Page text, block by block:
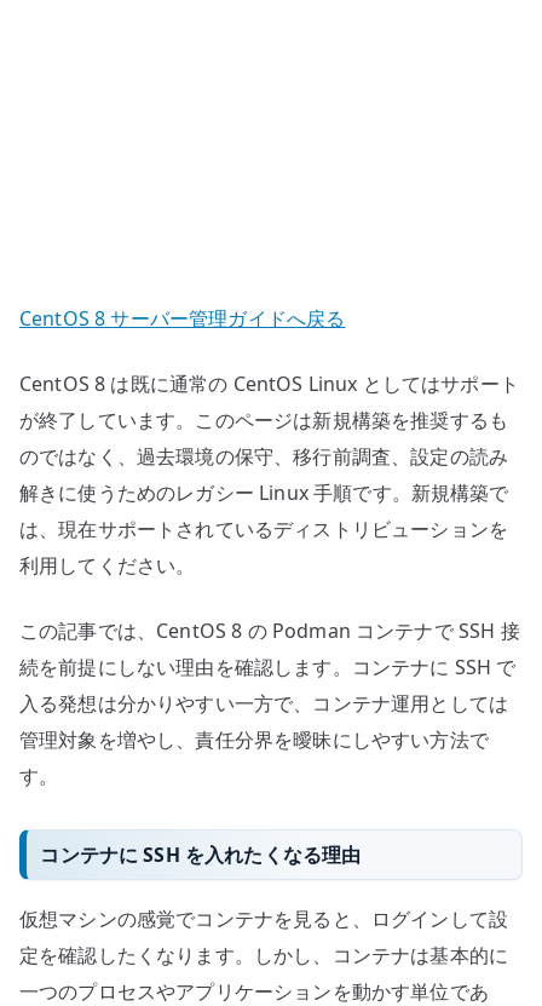
へ
CentOS 8 サーバー管理ガイドへ戻る
CentOS 8 は既に通常の CentOS Linux としてはサポート
が終了しています。このページは新規構築を推奨するも
のではなく、過去環境の保守、移行前調査、設定の読み
解きに使うためのレガシー Linux 手順です。新規構築で
は、現在サポートされているディストリビューションを
利用してください。
この記事では、CentOS 8 の Podman コンテナで SSH 接
続を前提にしない理由を確認します。コンテナに SSH で
入る発想は分かりやすい一方で、コンテナ運用としては
管理対象を増やし、責任分界を曖昧にしやすい方法で
す。
コンテナに SSH を入れたくなる理由
仮想マシンの感覚でコンテナを見ると、ログインして設
定を確認したくなります。しかし、コンテナは基本的に
一つのプロセスやアプリケーションを動かす単位であ